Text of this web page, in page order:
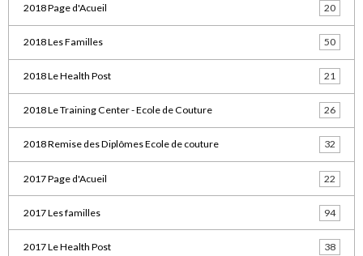
2018 Page d'Acueil 20
2018 Les Familles 50
2018 Le Health Post 21
2018 Le Training Center - Ecole de Couture 26
2018 Remise des Diplômes Ecole de couture 32
2017 Page d'Acueil 22
2017 Les familles 94
2017 Le Health Post 38